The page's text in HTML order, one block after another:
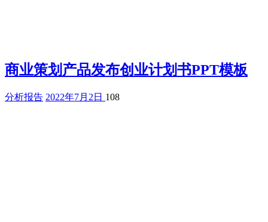
商业策划产品发布创业计划书PPT模板
分析报告 2022年7月2日 108